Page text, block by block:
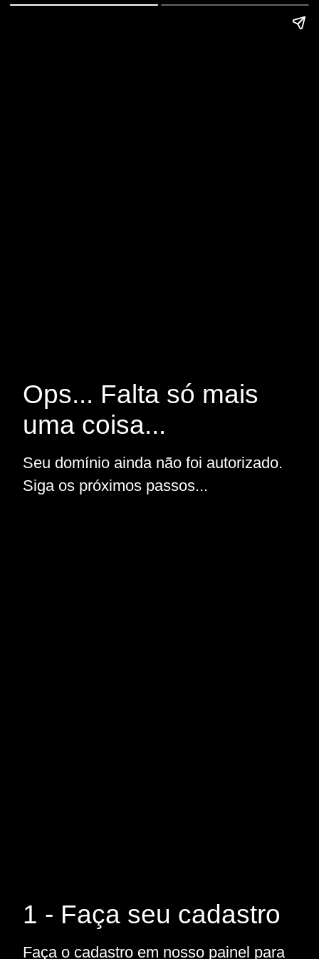
Ops... Falta só mais
uma coisa...
Seu domínio ainda não foi autorizado.
Siga os próximos passos...
1 - Faça seu cadastro
Faça o cadastro em nosso painel para